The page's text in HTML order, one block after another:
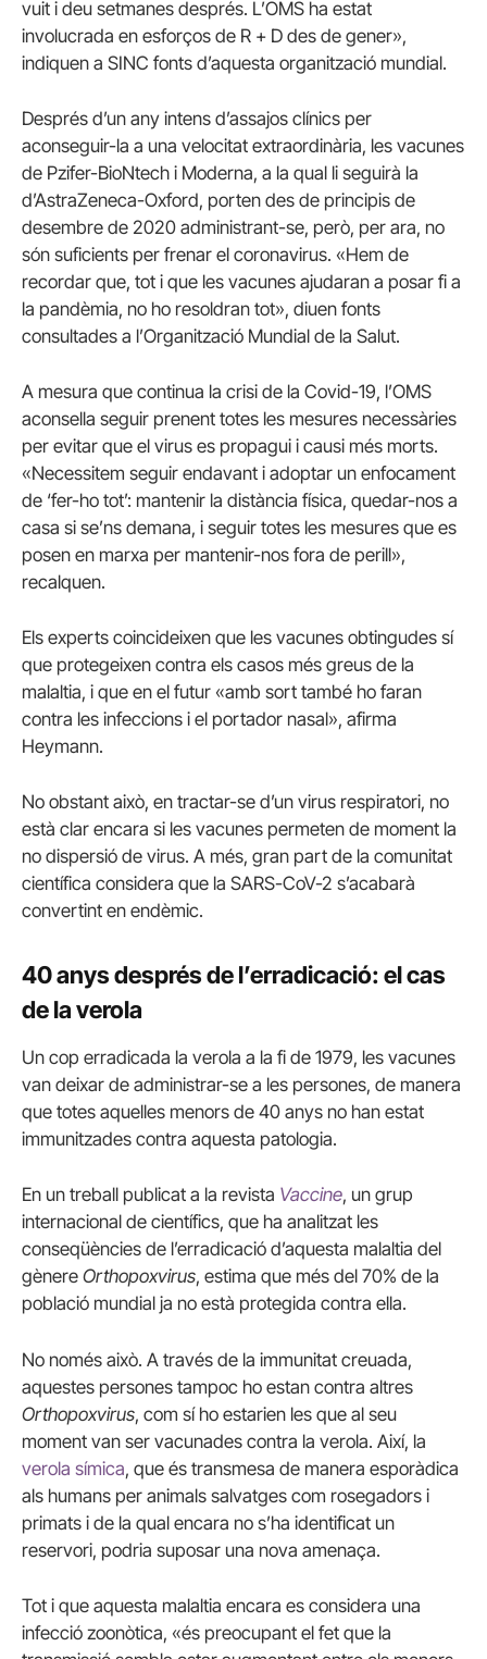
vuit i deu setmanes després. L’OMS ha estat
involucrada en esforços de R + D des de gener»,
indiquen a SINC fonts d’aquesta organització mundial.
Després d’un any intens d’assajos clínics per
aconseguir-la a una velocitat extraordinària, les vacunes
de Pzifer-BioNtech i Moderna, a la qual li seguirà la
d’AstraZeneca-Oxford, porten des de principis de
desembre de 2020 administrant-se, però, per ara, no
són suficients per frenar el coronavirus. «Hem de
recordar que, tot i que les vacunes ajudaran a posar fi a
la pandèmia, no ho resoldran tot», diuen fonts
consultades a l’Organització Mundial de la Salut.
A mesura que continua la crisi de la Covid-19, l’OMS
aconsella seguir prenent totes les mesures necessàries
per evitar que el virus es propagui i causi més morts.
«Necessitem seguir endavant i adoptar un enfocament
de ‘fer-ho tot’: mantenir la distància física, quedar-nos a
casa si se’ns demana, i seguir totes les mesures que es
posen en marxa per mantenir-nos fora de perill»,
recalquen.
Els experts coincideixen que les vacunes obtingudes sí
que protegeixen contra els casos més greus de la
malaltia, i que en el futur «amb sort també ho faran
contra les infeccions i el portador nasal», afirma
Heymann.
No obstant això, en tractar-se d’un virus respiratori, no
està clar encara si les vacunes permeten de moment la
no dispersió de virus. A més, gran part de la comunitat
científica considera que la SARS-CoV-2 s’acabarà
convertint en endèmic.
40 anys després de l’erradicació: el cas
de la verola
Un cop erradicada la verola a la fi de 1979, les vacunes
van deixar de administrar-se a les persones, de manera
que totes aquelles menors de 40 anys no han estat
immunitzades contra aquesta patologia.
En un treball publicat a la revista Vaccine, un grup
internacional de científics, que ha analitzat les
conseqüències de l’erradicació d’aquesta malaltia del
gènere Orthopoxvirus, estima que més del 70% de la
població mundial ja no està protegida contra ella.
No només això. A través de la immunitat creuada,
aquestes persones tampoc ho estan contra altres
Orthopoxvirus, com sí ho estarien les que al seu
moment van ser vacunades contra la verola. Així, la
verola símica, que és transmesa de manera esporàdica
als humans per animals salvatges com rosegadors i
primats i de la qual encara no s’ha identificat un
reservori, podria suposar una nova amenaça.
Tot i que aquesta malaltia encara es considera una
infecció zoonòtica, «és preocupant el fet que la